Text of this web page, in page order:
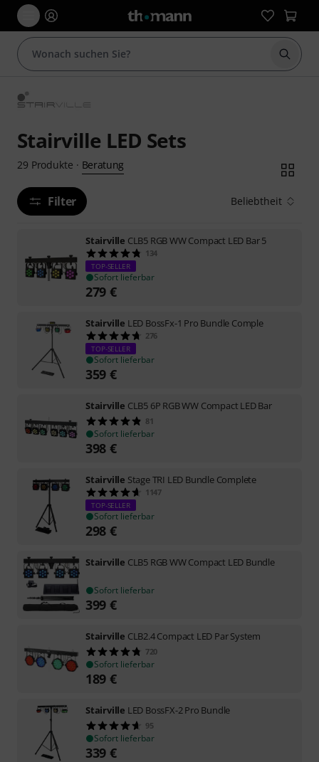
Suche
Stairville LED Sets
29 Produkte · Beratung
Filter Beliebtheit
Stairville CLB5 RGB WW Compact LED Bar 5
134
TOP-SELLER
Sofort lieferbar
279 €
Stairville LED BossFx-1 Pro Bundle Comple
276
TOP-SELLER
Sofort lieferbar
359 €
Stairville CLB5 6P RGB WW Compact LED Bar
81
Sofort lieferbar
398 €
Stairville Stage TRI LED Bundle Complete
1147
TOP-SELLER
Sofort lieferbar
298 €
Stairville CLB5 RGB WW Compact LED Bundle
Sofort lieferbar
399 €
Stairville CLB2.4 Compact LED Par System
720
Sofort lieferbar
189 €
Stairville LED BossFX-2 Pro Bundle
95
Sofort lieferbar
339 €